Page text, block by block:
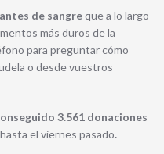
de sangreque a lo largo
más duros de la
para preguntar cómo
o desde vuestros
3.561 donaciones
el viernes pasado.